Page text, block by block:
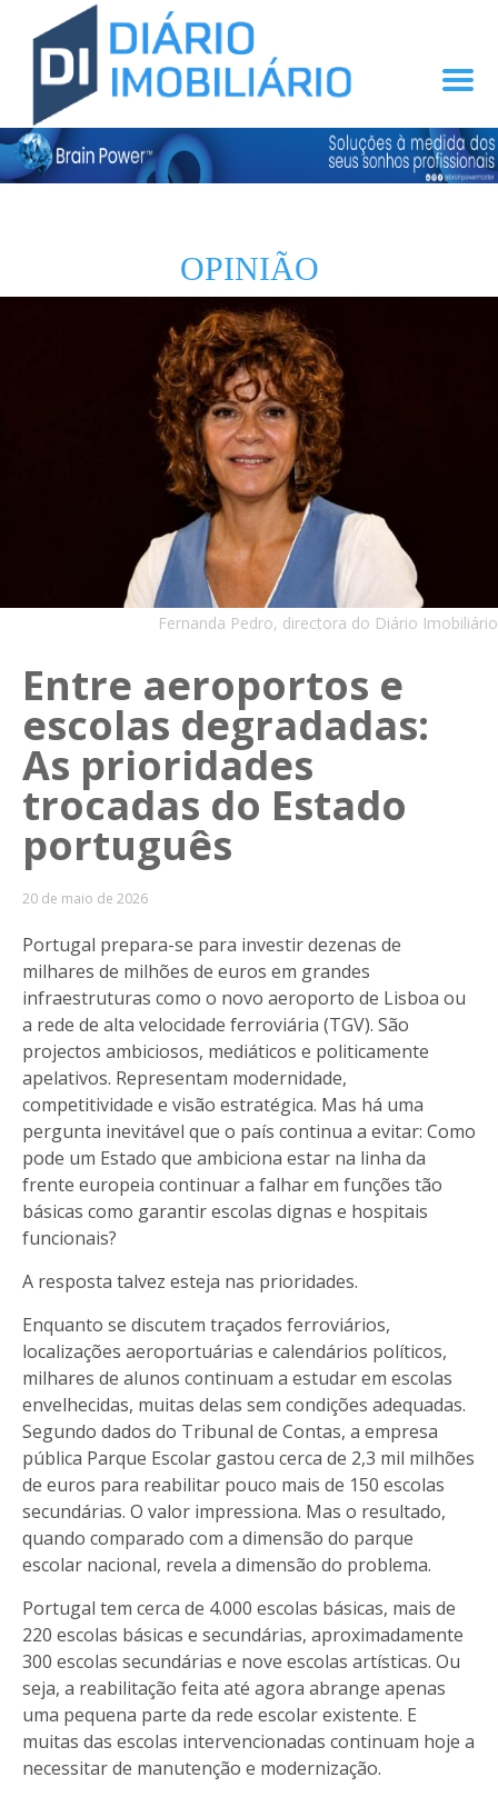
OPINIÃO
Fernanda Pedro, directora do Diário Imobiliário
Entre aeroportos e
escolas degradadas:
As prioridades
trocadas do Estado
português
20 de maio de 2026
Portugal prepara-se para investir dezenas de
milhares de milhões de euros em grandes
infraestruturas como o novo aeroporto de Lisboa ou
a rede de alta velocidade ferroviária (TGV). São
projectos ambiciosos, mediáticos e politicamente
apelativos. Representam modernidade,
competitividade e visão estratégica. Mas há uma
pergunta inevitável que o país continua a evitar: Como
pode um Estado que ambiciona estar na linha da
frente europeia continuar a falhar em funções tão
básicas como garantir escolas dignas e hospitais
funcionais?
A resposta talvez esteja nas prioridades.
Enquanto se discutem traçados ferroviários,
localizações aeroportuárias e calendários políticos,
milhares de alunos continuam a estudar em escolas
envelhecidas, muitas delas sem condições adequadas.
Segundo dados do Tribunal de Contas, a empresa
pública Parque Escolar gastou cerca de 2,3 mil milhões
de euros para reabilitar pouco mais de 150 escolas
secundárias. O valor impressiona. Mas o resultado,
quando comparado com a dimensão do parque
escolar nacional, revela a dimensão do problema.
Portugal tem cerca de 4.000 escolas básicas, mais de
220 escolas básicas e secundárias, aproximadamente
300 escolas secundárias e nove escolas artísticas. Ou
seja, a reabilitação feita até agora abrange apenas
uma pequena parte da rede escolar existente. E
muitas das escolas intervencionadas continuam hoje a
necessitar de manutenção e modernização.